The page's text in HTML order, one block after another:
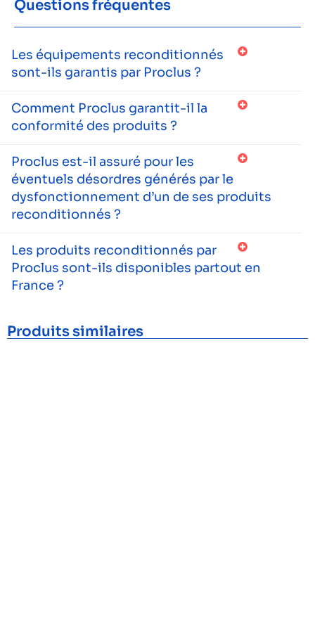
Questions fréquentes
Les équipements reconditionnés
sont-ils garantis par Proclus ?
Comment Proclus garantit-il la
conformité des produits ?
Proclus est-il assuré pour les
éventuels désordres générés par le
dysfonctionnement d’un de ses produits
reconditionnés ?
Les produits reconditionnés par
Proclus sont-ils disponibles partout en
France ?
Produits similaires